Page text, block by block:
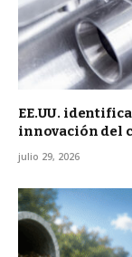
EE.UU.
innovación del
julio 29, 2026